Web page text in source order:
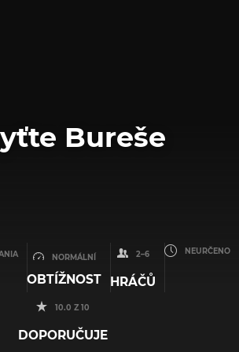
Bureše
NORMÁLNÍ
OBTÍŽNOST
2–6
HRÁČŮ
NEURČENO
10.0 Z 10
DOPORUČUJE